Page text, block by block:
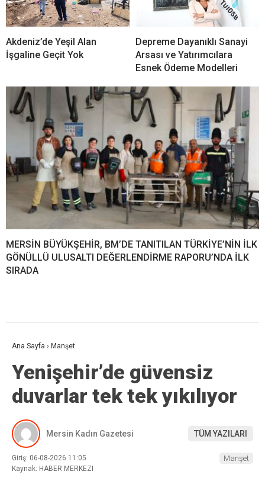
Akdeniz’de Yeşil Alan
İşgaline Geçit Yok
Depreme Dayanıklı Sanayi
Arsası ve Yatırımcılara
Esnek Ödeme Modelleri
MERSİN BÜYÜKŞEHİR, BM’DE TANITILAN TÜRKİYE’NİN İLK
GÖNÜLLÜ ULUSALTI DEĞERLENDİRME RAPORU’NDA İLK
SIRADA
Ana Sayfa › Manşet
Yenişehir’de güvensiz
duvarlar tek tek yıkılıyor
Mersin Kadın Gazetesi TÜM YAZILARI
Giriş: 06-08-2026 11:05
Kaynak: HABER MERKEZI
Manşet